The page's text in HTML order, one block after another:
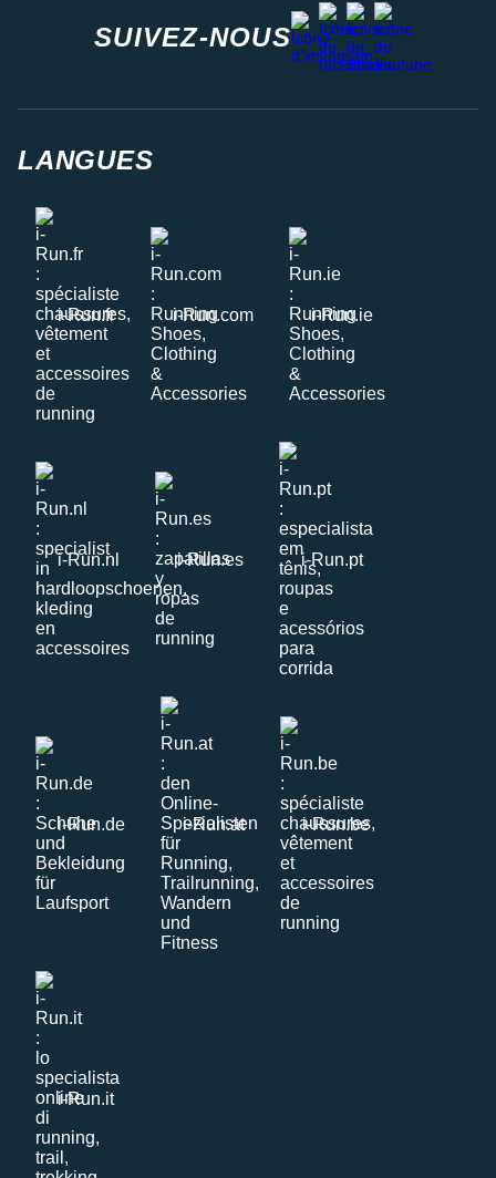
SUIVEZ-NOUS
instagram
facebook
stravayoutube
LANGUES
i-Run.fr i-Run.com i-Run.ie
i-Run.nl i-Run.es i-Run.pt
i-Run.de i-Run.at i-Run.be
i-Run.it